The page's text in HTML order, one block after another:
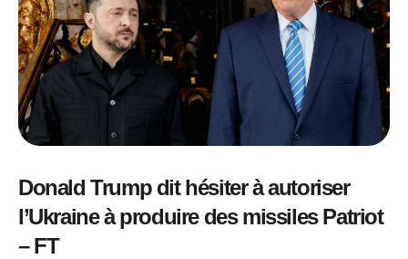
Donald Trump dit hésiter à autoriser
l’Ukraine à produire des missiles Patriot
– FT